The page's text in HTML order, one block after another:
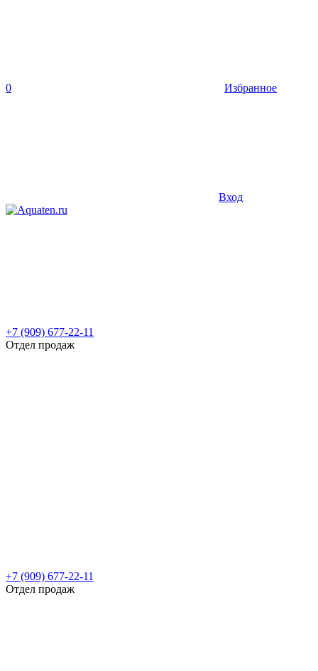
0 Избранное
Вход
+7 (909) 677-22-11
Отдел продаж
+7 (909) 677-22-11
Отдел продаж